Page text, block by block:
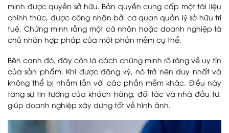
minh được quyền sở hữu. Bản quyền cung cấp một tài liệu
chính thức, được công nhận bởi cơ quan quản lý sở hữu trí
tuệ. Chứng minh rằng một cá nhân hoặc doanh nghiệp là
chủ nhân hợp pháp của một phần mềm cụ thể.
Bên cạnh đó, đây còn là cách chứng minh rõ ràng về uy tín
của sản phẩm. Khi được đăng ký, nó trở nên duy nhất và
không thể bị nhầm lẫn với các phần mềm khác. Điều này
tăng sự tin tưởng của khách hàng, đối tác và nhà đầu tư,
giúp doanh nghiệp xây dựng tốt về hình ảnh.